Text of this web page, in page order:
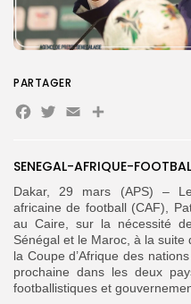
Search
for:
FR
SENEGAL-AFRIQUE-
Dakar, 29 mars (APS) –
africaine de football (CAF),
au Caire, sur la nécessité
Sénégal et le Maroc, à la
la Coupe d’Afrique des
prochaine dans les deux
footballistiques et
PARTAGER
Facebook
Twitter
EmailPartager